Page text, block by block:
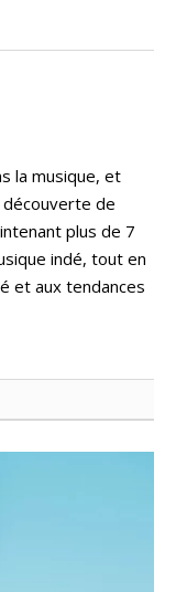
la musique, et
de
plus de 7
indé, tout en
et aux tendances